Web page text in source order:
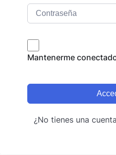
Mantenerme
¿No tienes una